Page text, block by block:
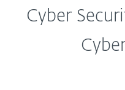
Cyber